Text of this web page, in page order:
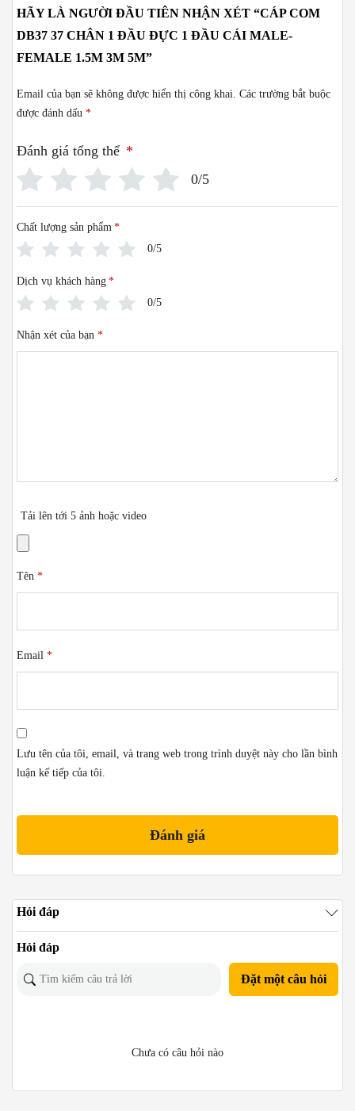
HÃY LÀ NGƯỜI ĐẦU TIÊN NHẬN XÉT “CÁP COM
DB37 37 CHÂN 1 ĐẦU ĐỰC 1 ĐẦU CÁI MALE-
FEMALE 1.5M 3M 5M”
Email của bạn sẽ không được hiển thị công khai. Các trường bắt buộc
được đánh dấu *
Đánh giá tổng thể *
0/5
Chất lượng sản phẩm *
0/5
Dịch vụ khách hàng *
0/5
Nhận xét của bạn *
Tải lên tới 5 ảnh hoặc video
Tên *
Email *
Lưu tên của tôi, email, và trang web trong trình duyệt này cho lần bình
luận kế tiếp của tôi.
Hỏi đáp
Hỏi đáp
Đặt một câu hỏi
Chưa có câu hỏi nào